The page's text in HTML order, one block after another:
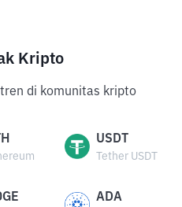
Kripto
di komunitas kripto
USDT
Tether USDT
ADA